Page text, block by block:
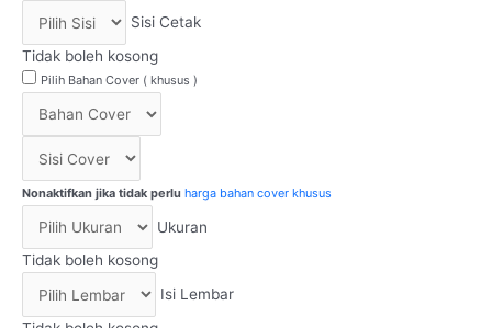
Sisi Cetak
Tidak boleh kosong
Pilih Bahan Cover ( khusus )
Nonaktifkan jika tidak perlu harga bahan cover khusus
Ukuran
Tidak boleh kosong
Isi Lembar